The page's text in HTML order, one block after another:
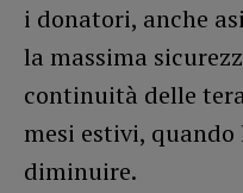
i donatori, anche
la massima
continuità delle
mesi estivi,
diminuire.